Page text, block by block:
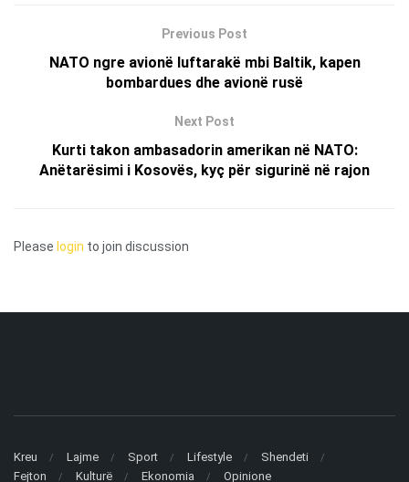
Previous Post
NATO ngre avionë luftarakë mbi Baltik, kapen
bombardues dhe avionë rusë
Next Post
Kurti takon ambasadorin amerikan në NATO:
Anëtarësimi i Kosovës, kyç për sigurinë në rajon
Please login to join discussion
Kreu Lajme Sport Lifestyle
Shendeti
Fejton
Kulturë Ekonomia Opinione